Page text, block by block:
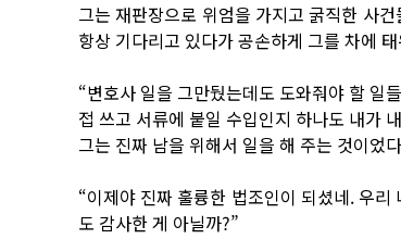
그는 재판장으로 위엄을 가지고 굵직한 사
항상 기다리고 있다가 공손하게 그를 차에
“변호사 일을 그만뒀는데도 도와줘야 할 일
접 쓰고 서류에 붙일 수입인지 하나도 내가
그는 진짜 남을 위해서 일을 해 주는 것이었
“이제야 진짜 훌륭한 법조인이 되셨네. 우
도 감사한 게 아닐까?”